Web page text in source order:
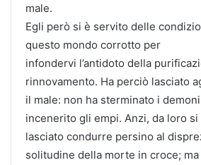
male.
Egli però si è servito delle
questo mondo corrotto per
infondervi l’antidoto della
rinnovamento. Ha perciò lasciato
il male: non ha sterminato i
incenerito gli empi. Anzi, da loro si
lasciato condurre persino al
solitudine della morte in croce;